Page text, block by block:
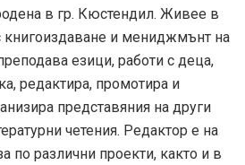
в гр. Кюстендил. Живее в
книгоиздаване и мениджмънт на
езици, работи с деца,
редактира, промотира и
представяния на други
четения. Редактор е на
по различни проекти, както и в